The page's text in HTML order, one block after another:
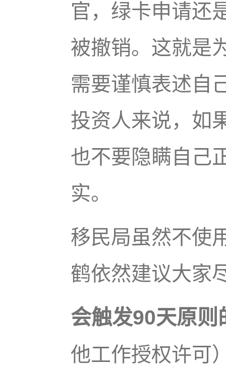
官，绿卡申请还
被撤销。这就是
需要谨慎表述自
投资人来说，如
也不要隐瞒自己
实。
移民局虽然不使
鹤依然建议大家
会触发90天原则
他工作授权许可